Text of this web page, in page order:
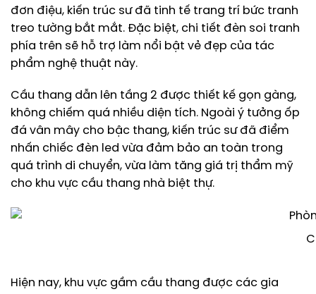
đơn điệu, kiến trúc sư đã tinh tế trang trí bức tranh
treo tường bắt mắt. Đặc biệt, chi tiết đèn soi tranh
phía trên sẽ hỗ trợ làm nổi bật vẻ đẹp của tác
phẩm nghệ thuật này.
Cầu thang dẫn lên tầng 2 được thiết kế gọn gàng,
không chiếm quá nhiều diện tích. Ngoài ý tưởng ốp
đá vân mây cho bậc thang, kiến trúc sư đã điểm
nhấn chiếc đèn led vừa đảm bảo an toàn trong
quá trình di chuyển, vừa làm tăng giá trị thẩm mỹ
cho khu vực cầu thang nhà biệt thự.
Hiện nay, khu vực gầm cầu thang được các gia